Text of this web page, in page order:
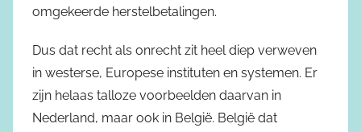
omgekeerde herstelbetalingen.
Dus dat recht als onrecht zit heel diep verweven
in westerse, Europese instituten en systemen. Er
zijn helaas talloze voorbeelden daarvan in
Nederland, maar ook in België. België dat